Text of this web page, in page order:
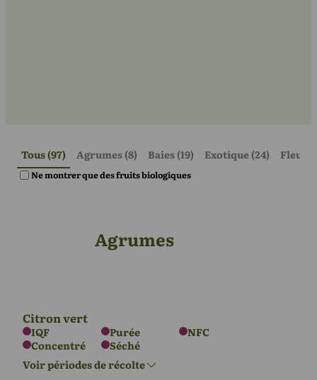
Tous (97) Agrumes (8) Baies (19) Exotique (24) Fleurs
Ne montrer que des fruits biologiques
Agrumes
Citron vert
IQF Purée
NFC
Concentré
Séché
Voir périodes de récolte